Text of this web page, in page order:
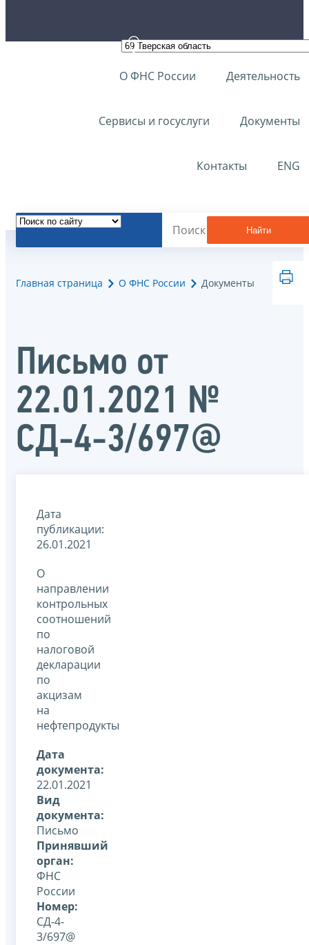
О ФНС России Деятельность
Сервисы и госуслуги Документы
Контакты ENG
Найти
Главная страница О ФНС России Документы
Письмо от
22.01.2021 №
СД-4-3/697@
Дата
публикации:
26.01.2021
О
направлении
контрольных
соотношений
по
налоговой
декларации
по
акцизам
на
нефтепродукты
Дата
документа:
22.01.2021
Вид
документа:
Письмо
Принявший
орган:
ФНС
России
Номер:
СД-4-
3/697@